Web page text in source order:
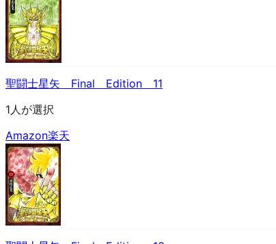
聖闘士星矢 Final Edition 11
1人が選択
Amazon楽天